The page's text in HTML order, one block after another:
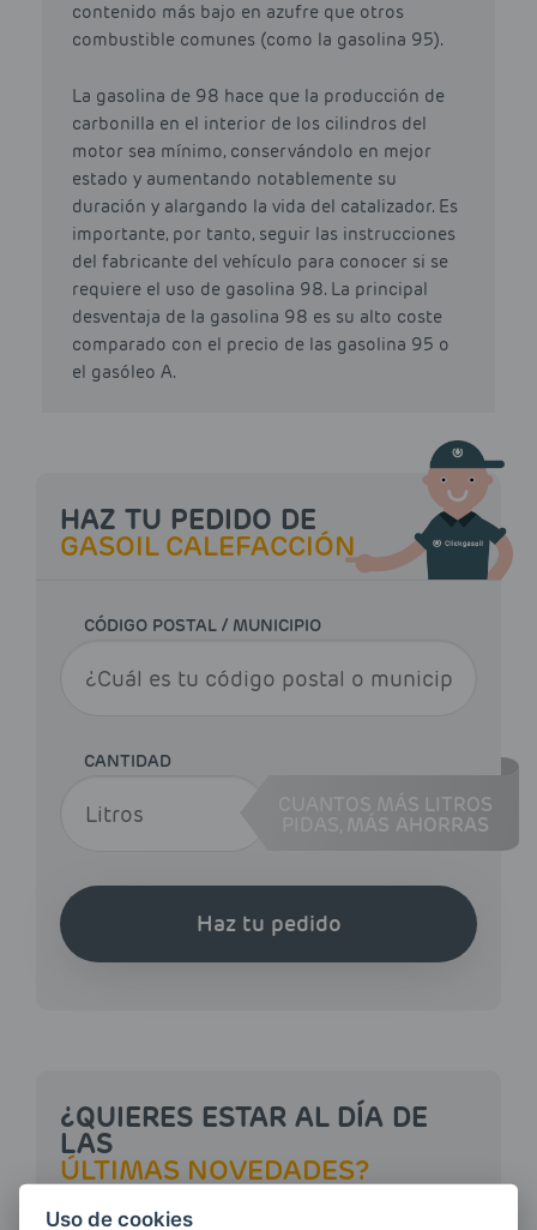
contenido más bajo en azufre que otros
combustible comunes (como la gasolina 95).
La gasolina de 98 hace que la producción de
carbonilla en el interior de los cilindros del
motor sea mínimo, conservándolo en mejor
estado y aumentando notablemente su
duración y alargando la vida del catalizador. Es
importante, por tanto, seguir las instrucciones
del fabricante del vehículo para conocer si se
requiere el uso de gasolina 98. La principal
desventaja de la gasolina 98 es su alto coste
comparado con el precio de las gasolina 95 o
el gasóleo A.
HAZ TU PEDIDO DE
GASOIL CALEFACCIÓN
CÓDIGO POSTAL / MUNICIPIO
CANTIDAD
CUANTOS MÁS LITROS
MÁS AHORRAS
Haz tu pedido
¿QUIERES ESTAR AL DÍA DE
LAS
ÚLTIMAS NOVEDADES?
Uso de cookies